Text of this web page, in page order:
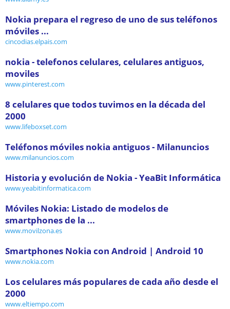
Nokia prepara el regreso de uno de sus teléfonos
móviles ...
cincodias.elpais.com
nokia - telefonos celulares, celulares antiguos,
moviles
www.pinterest.com
8 celulares que todos tuvimos en la década del
2000
www.lifeboxset.com
Teléfonos móviles nokia antiguos - Milanuncios
www.milanuncios.com
Historia y evolución de Nokia - YeaBit Informática
www.yeabitinformatica.com
Móviles Nokia: Listado de modelos de
smartphones de la ...
www.movilzona.es
Smartphones Nokia con Android | Android 10
www.nokia.com
Los celulares más populares de cada año desde el
2000
www.eltiempo.com